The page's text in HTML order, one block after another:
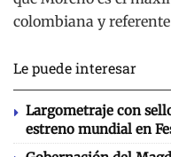
colombiana y
Le puede interesar
Largometraje con
estreno mundial en